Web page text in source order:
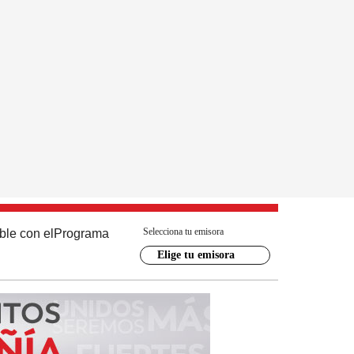
con el Programa Selecciona tu emisora
Elige tu emisora